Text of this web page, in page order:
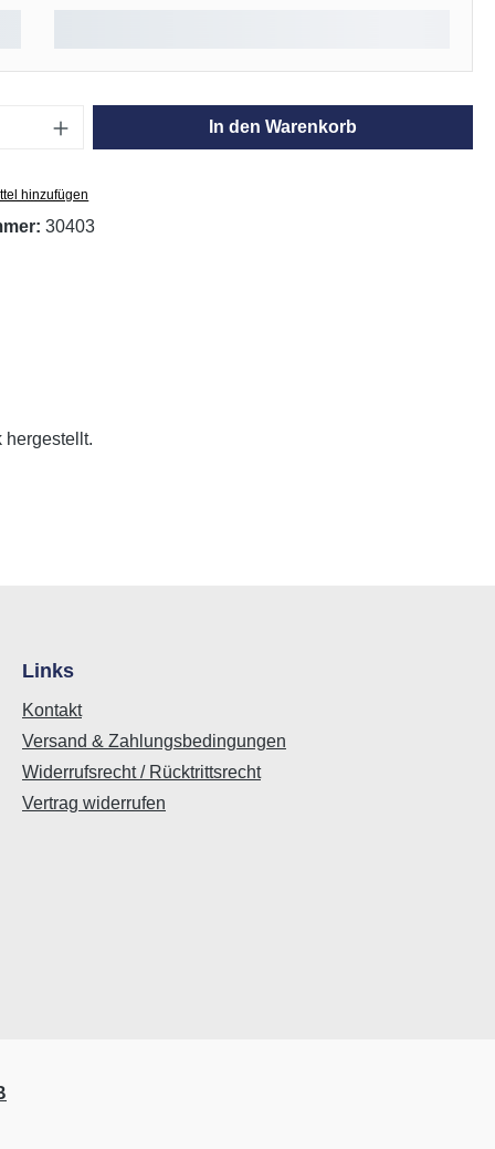
Gib den gewünschten Wert ein
In den Warenkorb
hinzufügen
30403
hergestellt.
Links
Kontakt
Versand & Zahlungsbedingungen
Widerrufsrecht / Rücktrittsrecht
Vertrag widerrufen